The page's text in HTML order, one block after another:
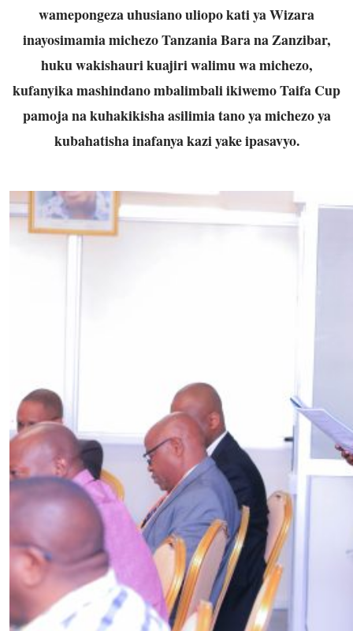
wamepongeza uhusiano uliopo kati ya Wizara
inayosimamia michezo Tanzania Bara na Zanzibar,
huku wakishauri kuajiri walimu wa michezo,
kufanyika mashindano mbalimbali ikiwemo Taifa Cup
pamoja na kuhakikisha asilimia tano ya michezo ya
kubahatisha inafanya kazi yake ipasavyo.